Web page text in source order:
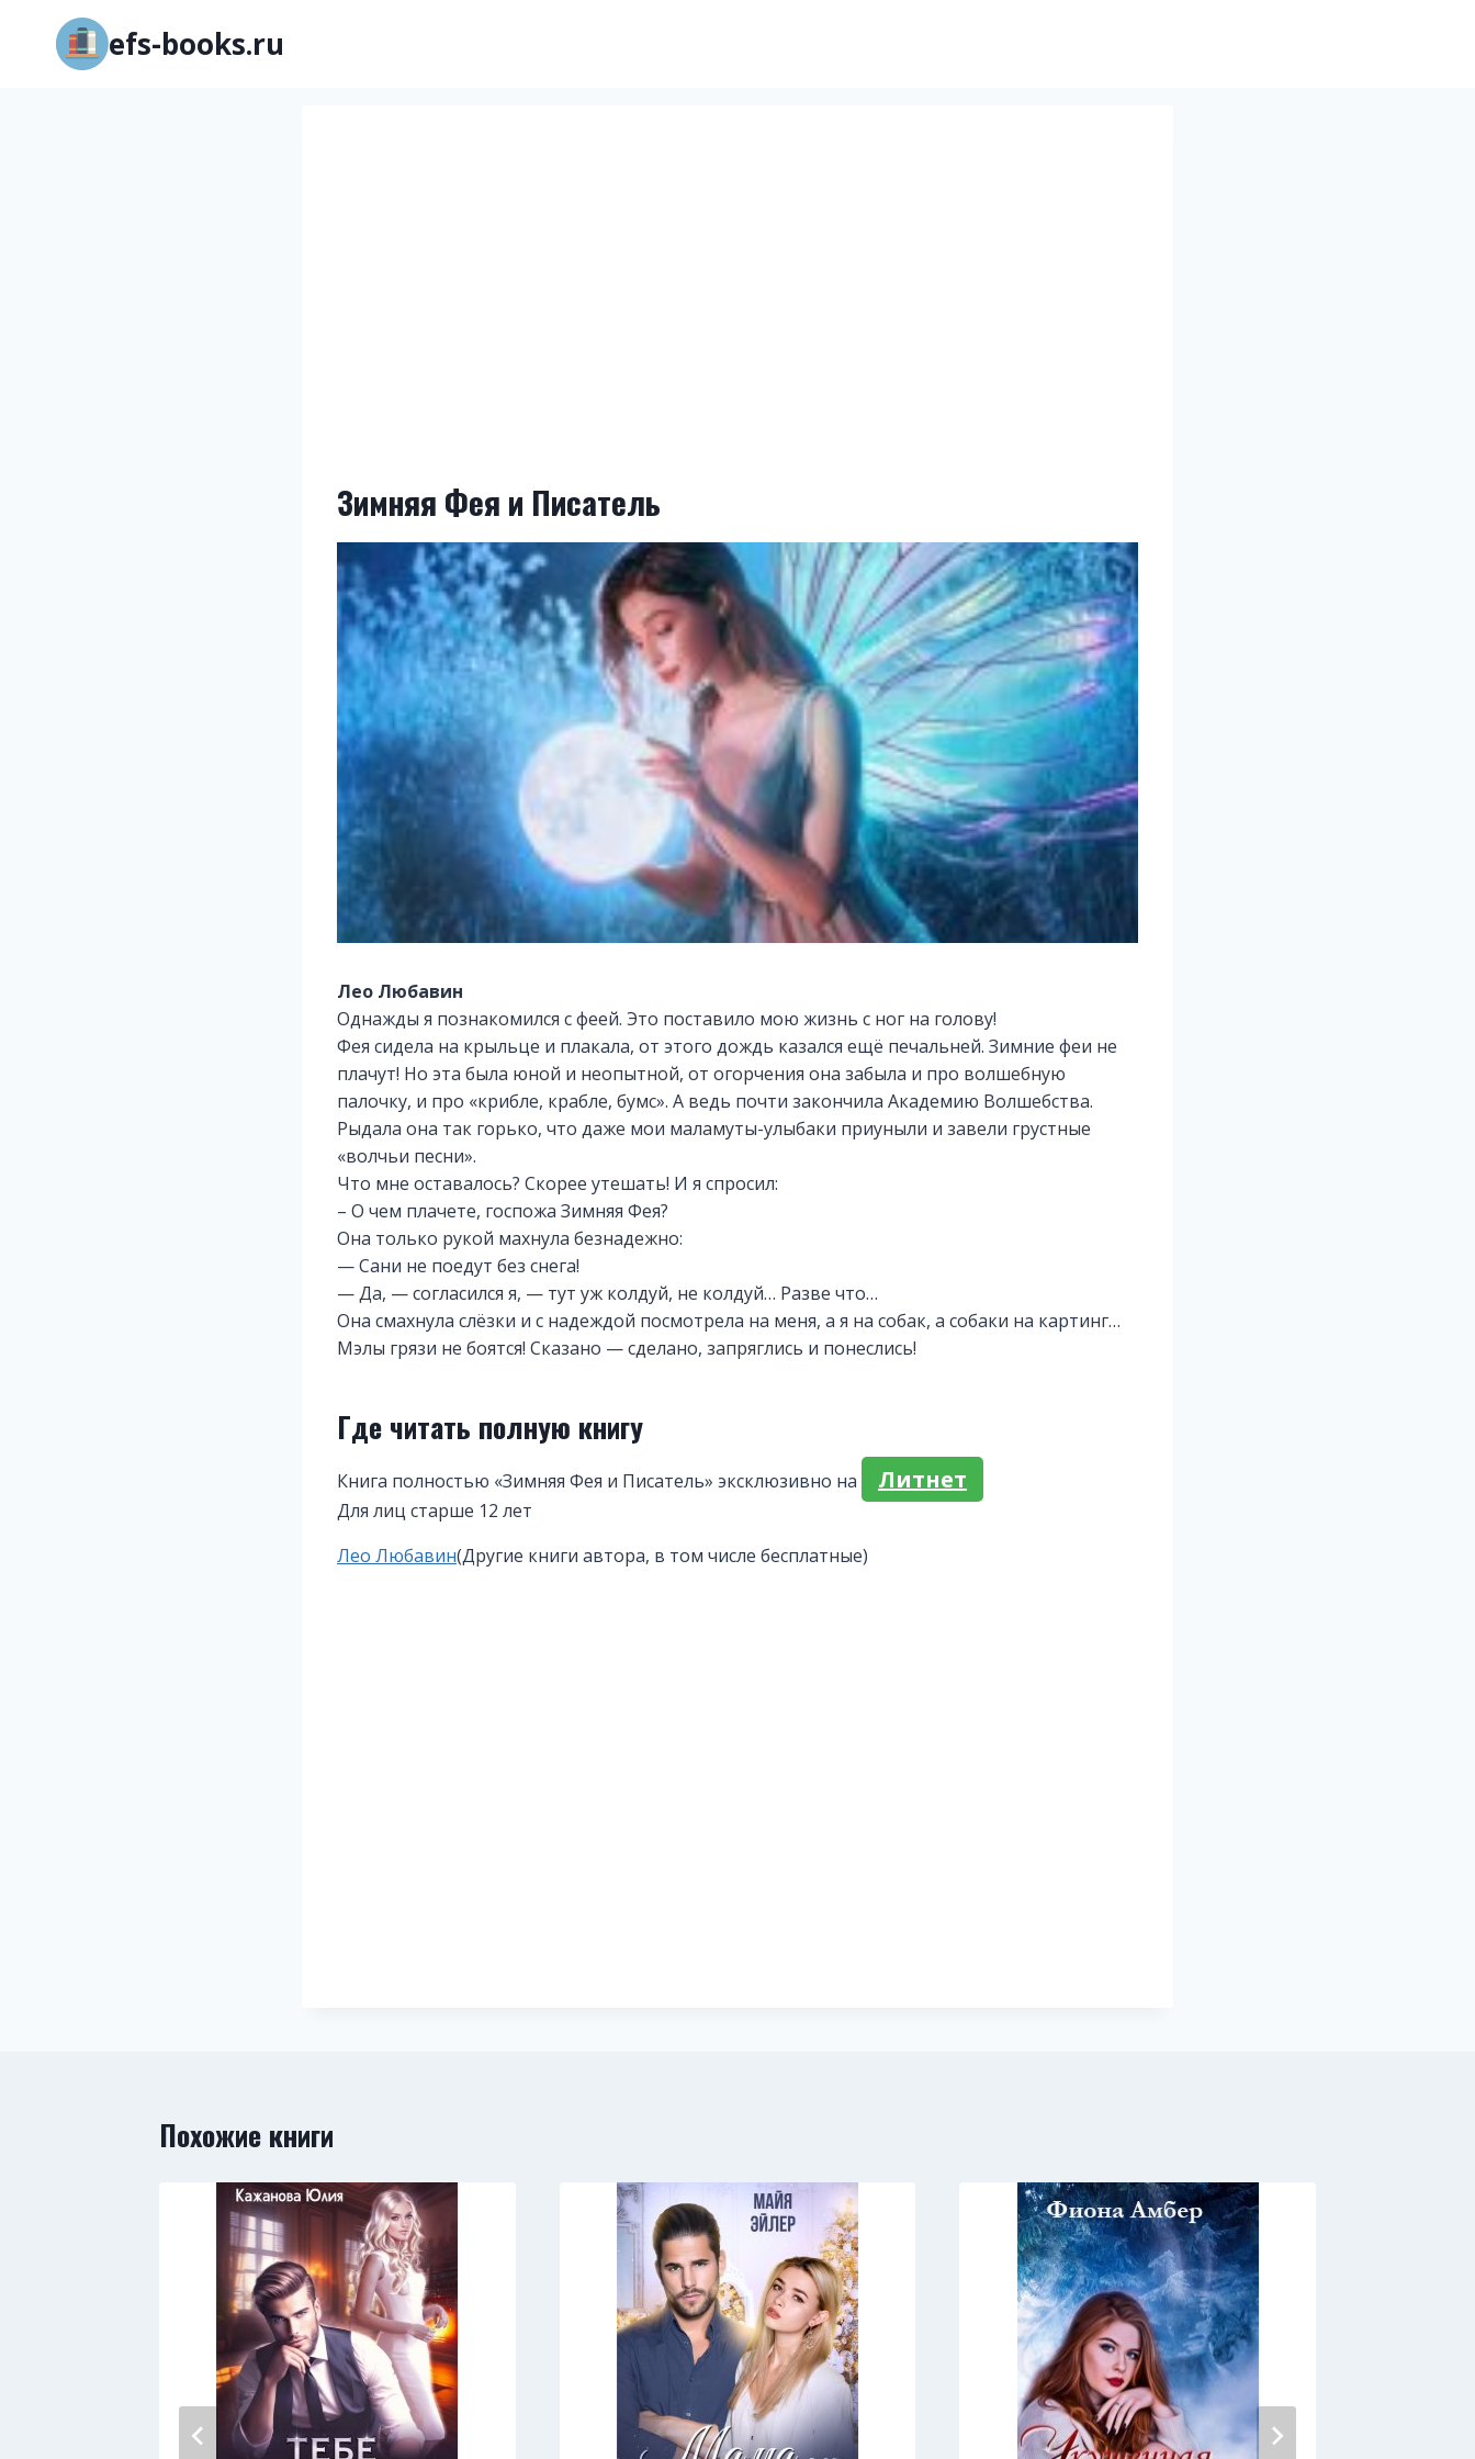
Перейти
содержимому
efs-books.ru
Зимняя Фея и Писатель
Лео Любавин
Однажды я познакомился с феей. Это поставило мою жизнь с ног на голову!
Фея сидела на крыльце и плакала, от этого дождь казался ещё печальней. Зимние феи не
плачут! Но эта была юной и неопытной, от огорчения она забыла и про волшебную
палочку, и про «крибле, крабле, бумс». А ведь почти закончила Академию Волшебства.
Рыдала она так горько, что даже мои маламуты-улыбаки приуныли и завели грустные
«волчьи песни».
Что мне оставалось? Скорее утешать! И я спросил:
– О чем плачете, госпожа Зимняя Фея?
Она только рукой махнула безнадежно:
— Сани не поедут без снега!
— Да, — согласился я, — тут уж колдуй, не колдуй… Разве что…
Она смахнула слёзки и с надеждой посмотрела на меня, а я на собак, а собаки на картинг…
Мэлы грязи не боятся! Сказано — сделано, запряглись и понеслись!
Где читать полную книгу
Книга полностью «Зимняя Фея и Писатель» эксклюзивно на Литнет
Для лиц старше 12 лет
Метки
Лео Любавин(Другие книги автора, в том числе бесплатные)
Похожие книги